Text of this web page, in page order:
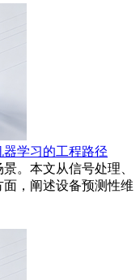
学习的工程路径
。本文从信号处理、
，阐述设备预测性维